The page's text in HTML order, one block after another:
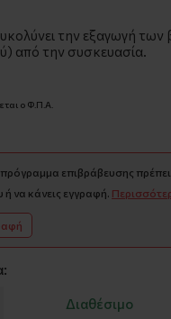
την εξαγωγή
από την συσκευασία.
ο Φ.Π.Α.
πρόγραμμα επιβράβευσης
να κάνεις εγγραφή.
Διαθέσιμο